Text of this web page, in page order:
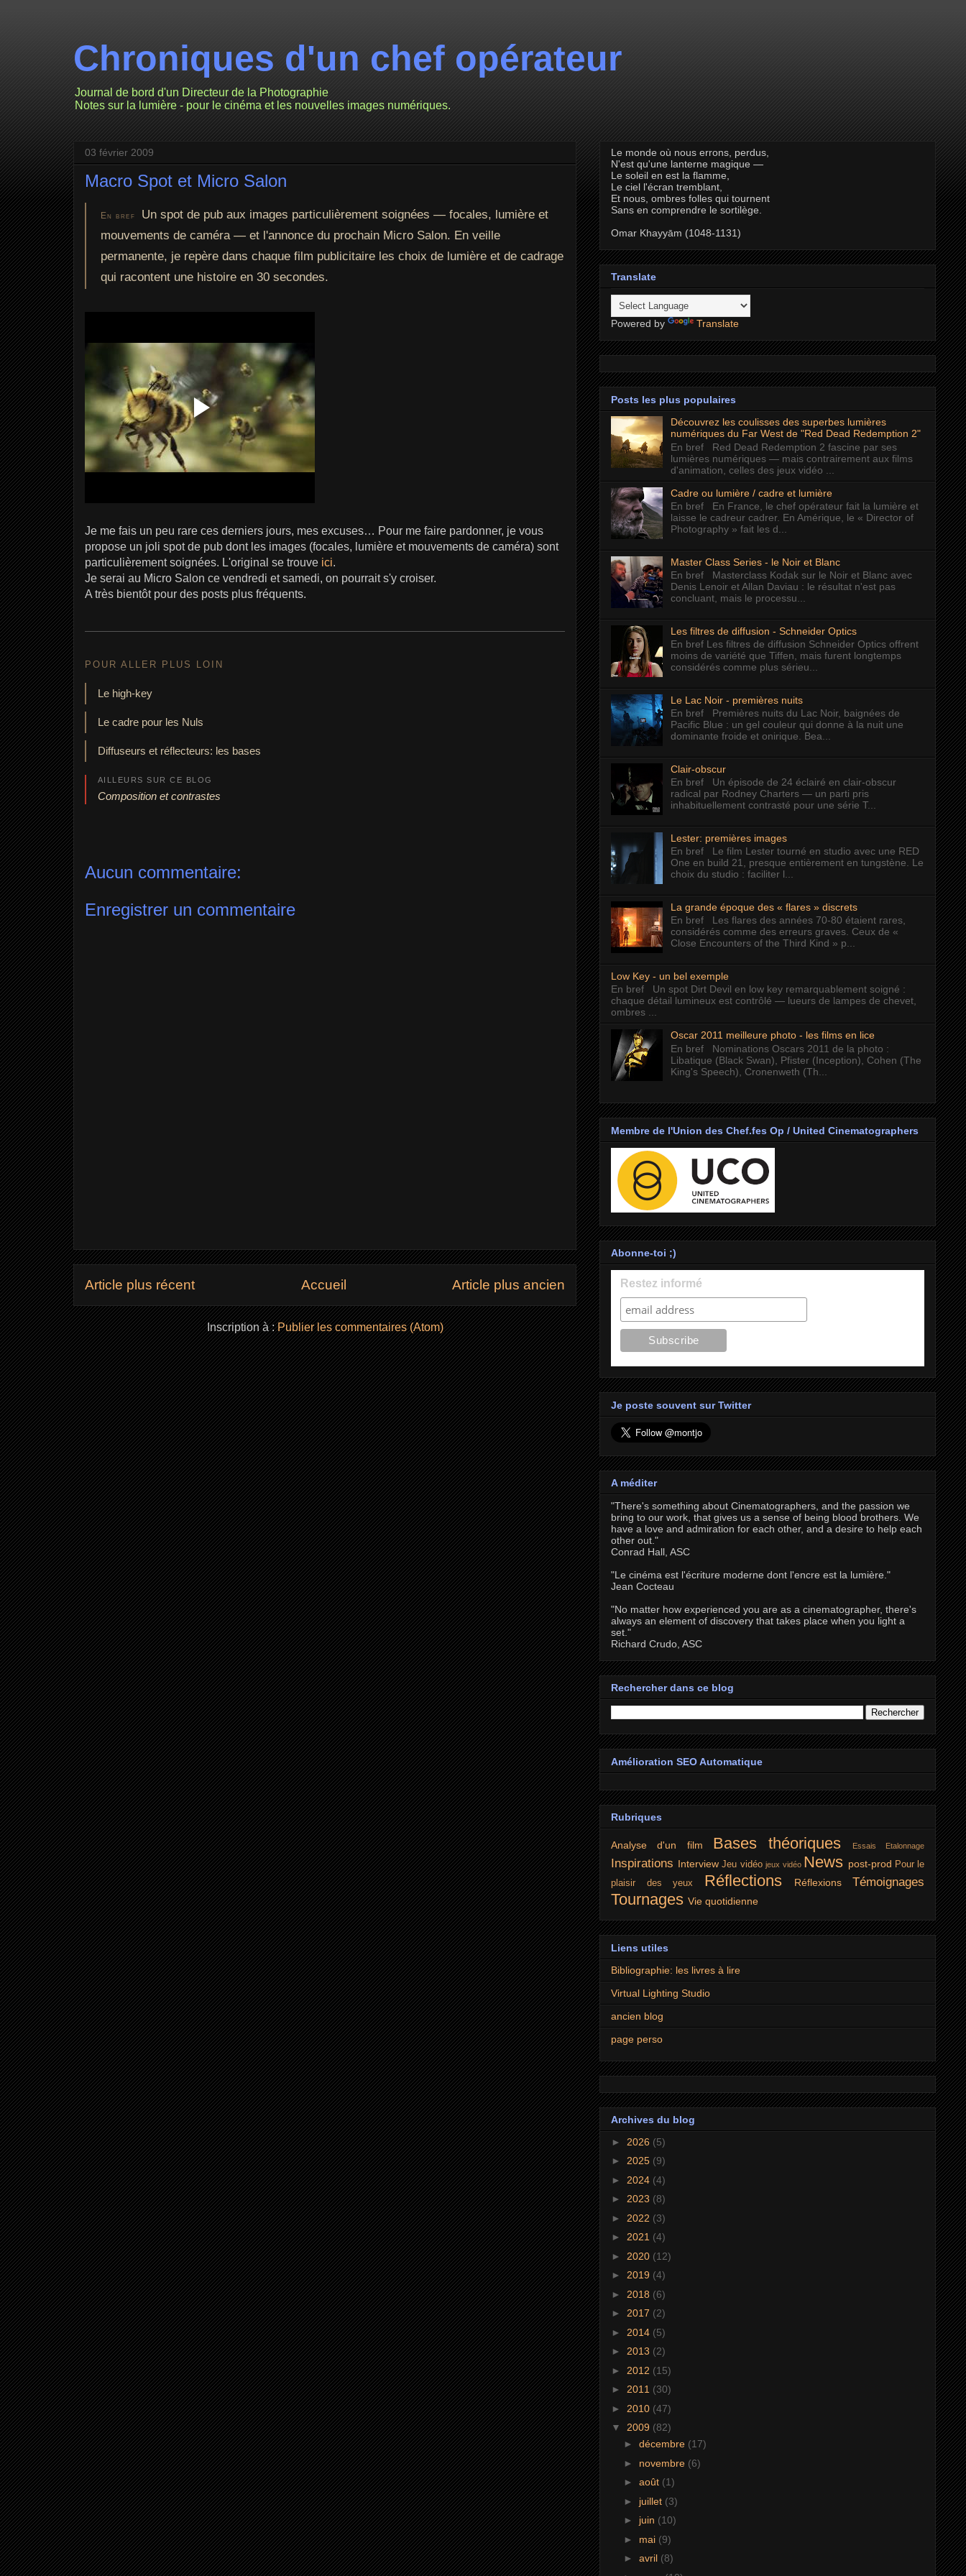
Chroniques d'un chef opérateur
Journal de bord d'un Directeur de la Photographie
Notes sur la lumière - pour le cinéma et les nouvelles images numériques.
03 février 2009
Macro Spot et Micro Salon
En bref Un spot de pub aux images particulièrement soignées — focales, lumière et
mouvements de caméra — et l'annonce du prochain Micro Salon. En veille
permanente, je repère dans chaque film publicitaire les choix de lumière et de cadrage
qui racontent une histoire en 30 secondes.
Je me fais un peu rare ces derniers jours, mes excuses… Pour me faire pardonner, je vous
propose un joli spot de pub dont les images (focales, lumière et mouvements de caméra) sont
particulièrement soignées. L'original se trouve ici.
Je serai au Micro Salon ce vendredi et samedi, on pourrait s'y croiser.
A très bientôt pour des posts plus fréquents.
POUR ALLER PLUS LOIN
Le high-key
Le cadre pour les Nuls
Diffuseurs et réflecteurs: les bases
AILLEURS SUR CE BLOG
Composition et contrastes
Aucun commentaire:
Enregistrer un commentaire
Article plus récent Article plus ancien
Accueil
Inscription à :Publier les commentaires (Atom)
Le monde où nous errons, perdus,
N'est qu'une lanterne magique —
Le soleil en est la flamme,
Le ciel l'écran tremblant,
Et nous, ombres folles qui tournent
Sans en comprendre le sortilège.
Omar Khayyām (1048-1131)
Translate
Powered by Translate
Posts les plus populaires
Découvrez les coulisses des superbes lumières
numériques du Far West de "Red Dead Redemption 2"
En bref Red Dead Redemption 2 fascine par ses
lumières numériques — mais contrairement aux films
d'animation, celles des jeux vidéo ...
Cadre ou lumière / cadre et lumière
En bref En France, le chef opérateur fait la lumière et
laisse le cadreur cadrer. En Amérique, le « Director of
Photography » fait les d...
Master Class Series - le Noir et Blanc
En bref Masterclass Kodak sur le Noir et Blanc avec
Denis Lenoir et Allan Daviau : le résultat n'est pas
concluant, mais le processu...
Les filtres de diffusion - Schneider Optics
En bref Les filtres de diffusion Schneider Optics offrent
moins de variété que Tiffen, mais furent longtemps
considérés comme plus sérieu...
Le Lac Noir - premières nuits
En bref Premières nuits du Lac Noir, baignées de
Pacific Blue : un gel couleur qui donne à la nuit une
dominante froide et onirique. Bea...
Clair-obscur
En bref Un épisode de 24 éclairé en clair-obscur
radical par Rodney Charters — un parti pris
inhabituellement contrasté pour une série T...
Lester: premières images
En bref Le film Lester tourné en studio avec une RED
One en build 21, presque entièrement en tungstène. Le
choix du studio : faciliter l...
La grande époque des « flares » discrets
En bref Les flares des années 70-80 étaient rares,
considérés comme des erreurs graves. Ceux de «
Close Encounters of the Third Kind » p...
Low Key - un bel exemple
En bref Un spot Dirt Devil en low key remarquablement soigné :
chaque détail lumineux est contrôlé — lueurs de lampes de chevet,
ombres ...
Oscar 2011 meilleure photo - les films en lice
En bref Nominations Oscars 2011 de la photo :
Libatique (Black Swan), Pfister (Inception), Cohen (The
King's Speech), Cronenweth (Th...
Membre de l'Union des Chef.fes Op / United Cinematographers
Abonne-toi ;)
Restez informé
Je poste souvent sur Twitter
A méditer
"There's something about Cinematographers, and the passion we
bring to our work, that gives us a sense of being blood brothers. We
have a love and admiration for each other, and a desire to help each
other out."
Conrad Hall, ASC
"Le cinéma est l'écriture moderne dont l'encre est la lumière."
Jean Cocteau
"No matter how experienced you are as a cinematographer, there's
always an element of discovery that takes place when you light a
set."
Richard Crudo, ASC
Rechercher dans ce blog
Amélioration SEO Automatique
Rubriques
Analyse d'un film Bases théoriques Essais Etalonnage
Inspirations Interview Jeu vidéo jeux vidéo News post-prod Pour le
plaisir des yeux
Réflections Réflexions Témoignages
Tournages Vie quotidienne
Liens utiles
Bibliographie: les livres à lire
Virtual Lighting Studio
ancien blog
page perso
Archives du blog
► 2026 (5)
►2025 (9)
► 2024 (4)
►2023 (8)
► 2022 (3)
►2021 (4)
► 2020 (12)
►2019 (4)
► 2018 (6)
►2017 (2)
► 2014 (5)
►2013 (2)
► 2012 (15)
►2011 (30)
► 2010 (47)
▼2009 (82)
►décembre (17)
► novembre (6)
►août (1)
► juillet (3)
► juin (10)
► mai (9)
►avril (8)